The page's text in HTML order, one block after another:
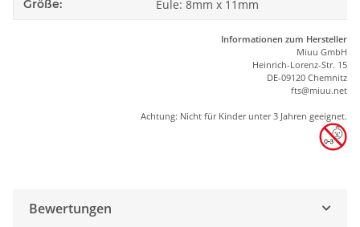
Größe: Eule: 8mm x 11mm
Informationen zum Hersteller
Miuu GmbH
Heinrich-Lorenz-Str. 15
DE-09120 Chemnitz
fts@miuu.net
Achtung: Nicht für Kinder unter 3 Jahren geeignet.
Bewertungen